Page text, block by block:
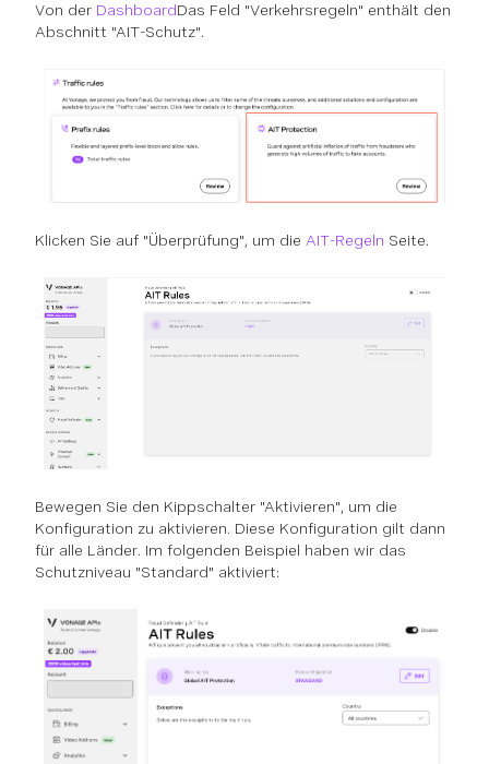
Von der DashboardDas Feld "Verkehrsregeln" enthält den
Abschnitt "AIT-Schutz".
Klicken Sie auf "Überprüfung", um die AIT-Regeln Seite.
Bewegen Sie den Kippschalter "Aktivieren", um die
Konfiguration zu aktivieren. Diese Konfiguration gilt dann
für alle Länder. Im folgenden Beispiel haben wir das
Schutzniveau "Standard" aktiviert: